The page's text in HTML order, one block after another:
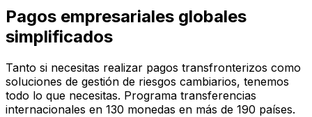
Pagos empresariales globales
simplificados
Tanto si necesitas realizar pagos transfronterizos como
soluciones de gestión de riesgos cambiarios, tenemos
todo lo que necesitas. Programa transferencias
internacionales en 130 monedas en más de 190 países.